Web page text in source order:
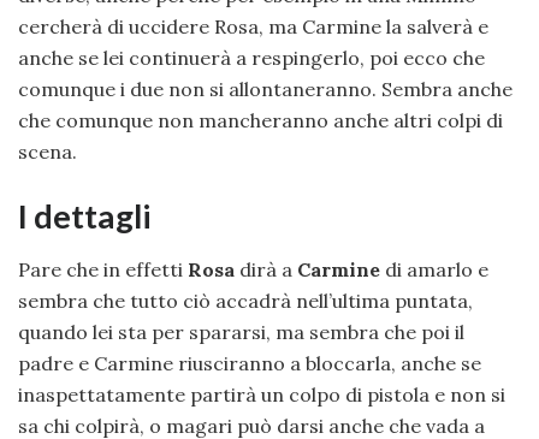
cercherà di uccidere Rosa, ma Carmine la salverà e
anche se lei continuerà a respingerlo, poi ecco che
comunque i due non si allontaneranno. Sembra anche
che comunque non mancheranno anche altri colpi di
scena.
I dettagli
Pare che in effetti Rosa dirà a Carmine di amarlo e
sembra che tutto ciò accadrà nell’ultima puntata,
quando lei sta per spararsi, ma sembra che poi il
padre e Carmine riusciranno a bloccarla, anche se
inaspettatamente partirà un colpo di pistola e non si
sa chi colpirà, o magari può darsi anche che vada a